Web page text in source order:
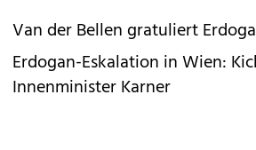
Van der Bellen gratuliert
Erdogan-Eskalation in Wien:
Innenminister Karner